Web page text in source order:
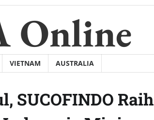
Online
VIETNAM AUSTRALIA
SUCOFINDO Raih